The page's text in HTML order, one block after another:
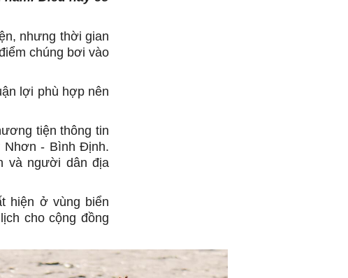
nhưng thời gian
chúng bơi vào
lợi phù hợp nên
tiện thông tin
Nhơn - Bình Định.
và người dân địa
hiện ở vùng biển
cho cộng đồng